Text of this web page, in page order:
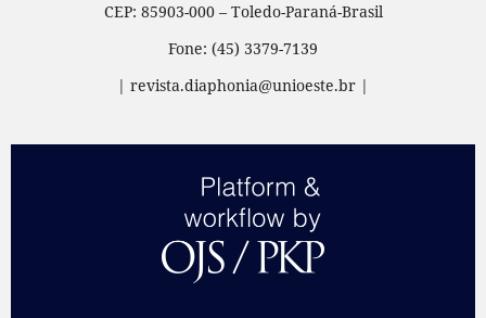
CEP: 85903-000 – Toledo-Paraná-Brasil
Fone: (45) 3379-7139
| revista.diaphonia@unioeste.br |